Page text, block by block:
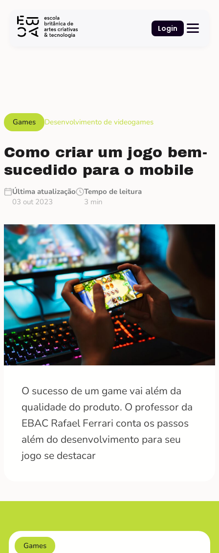
Login
Games Desenvolvimento de videogames
Como criar um jogo bem-
sucedido para o mobile
Última atualização
03 out 2023
Tempo de leitura
3 min
O sucesso de um game vai além da
qualidade do produto. O professor da
EBAC Rafael Ferrari conta os passos
além do desenvolvimento para seu
jogo se destacar
Games